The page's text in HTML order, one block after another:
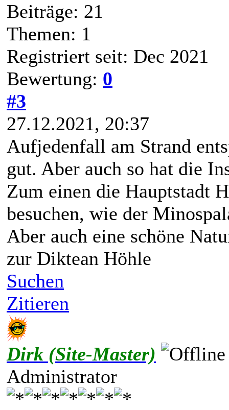
Beiträge: 21
Themen: 1
Registriert seit: Dec 2021
Bewertung: 0
#3
27.12.2021, 20:37
Aufjedenfall am Strand
gut. Aber auch so hat die
Zum einen die Hauptstadt
besuchen, wie der
Aber auch eine schöne
zur Diktean Höhle
Suchen
Zitieren
Dirk (Site-Master)
Administrator